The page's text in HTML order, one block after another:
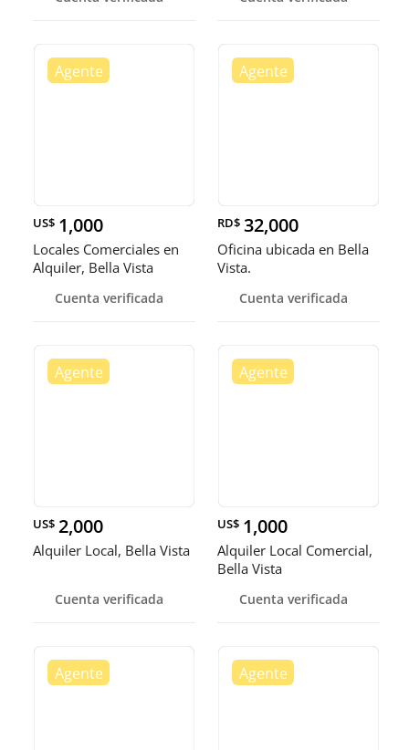
US$ 1,000
Locales Comerciales en
Alquiler, Bella Vista
Cuenta verificada
RD$ 32,000
Oficina ubicada en Bella
Vista.
Cuenta verificada
US$ 2,000
Alquiler Local, Bella Vista
Cuenta verificada
US$ 1,000
Alquiler Local Comercial,
Bella Vista
Cuenta verificada